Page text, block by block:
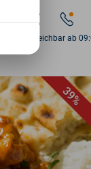
Bewertungen
So. erreichbar ab
39%